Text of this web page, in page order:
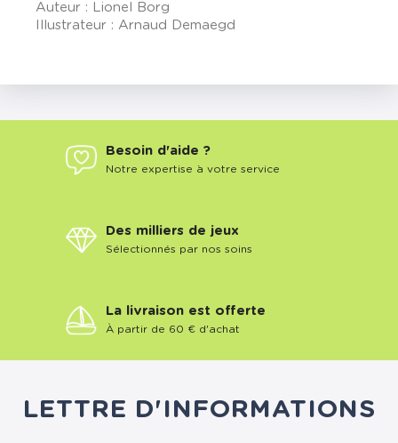
Auteur : Lionel Borg
Illustrateur : Arnaud Demaegd
Besoin d'aide ?
Notre expertise à votre service
Des milliers de jeux
Sélectionnés par nos soins
La livraison est offerte
À partir de 60 € d'achat
LETTRE D'INFORMATIONS